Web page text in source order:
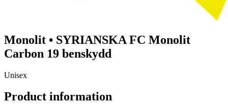
Monolit • SYRIANSKA FC Monolit
Carbon 19 benskydd
Unisex
Product information